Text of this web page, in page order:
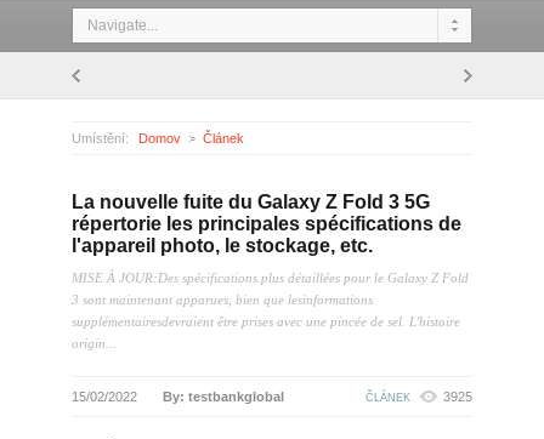
Navigate...
Umístění: Domov Článek
La nouvelle fuite du Galaxy Z Fold 3 5G
répertorie les principales spécifications de
l'appareil photo, le stockage, etc.
MISE À JOUR:Des spécifications plus détaillées pour le Galaxy Z Fold
3 sont maintenant apparues, bien que lesinformations
supplémentairesdevraient être prises avec une pincée de sel. L'histoire
origin...
15/02/2022 By: testbankglobal ČLÁNEK 3925